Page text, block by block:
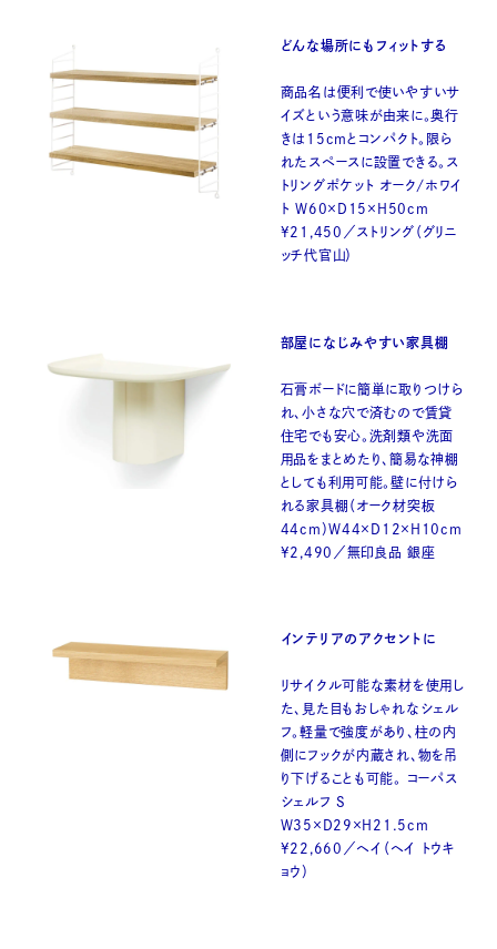
どんな場所にもフィットする
商品名は便利で使いやすいサ
イズという意味が由来に。奥行
きは15cmとコンパクト。限ら
れたスペースに設置できる。ス
トリングポケット オーク/ホワイ
ト W60×D15×H50cm
¥21,450／ストリング（グリニ
ッチ代官山）
部屋になじみやすい家具棚
石膏ボードに簡単に取りつけら
れ、小さな穴で済むので賃貸
住宅でも安心。洗剤類や洗面
用品をまとめたり、簡易な神棚
としても利用可能。壁に付けら
れる家具棚（オーク材突板
44cm）W44×D12×H10cm
¥2,490／無印良品 銀座
インテリアのアクセントに
リサイクル可能な素材を使用し
た、見た目もおしゃれなシェル
フ。軽量で強度があり、柱の内
側にフックが内蔵され、物を吊
り下げることも可能。 コーパス
シェルフ S
W35×D29×H21.5cm
¥22,660／ヘイ（ヘイ トウキ
ョウ）